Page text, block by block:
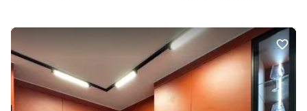
Додатково: Тип будинку: Житловий фонд від 2021 р.. Планування:
Роздільна. Санвузол: 2 і більше. Система опалення: Власна
котельня. Ремонт: Після будівельників. Меблювання: Ні.
Мультимедіа: Швидкісний інтернет, Wi-Fi. Комфорт:
Відеоспостереження, Ліфт, Паркувальне місце, Охорона
території, Грузовий ліфт. Комунікації: Асфальтована дорога,